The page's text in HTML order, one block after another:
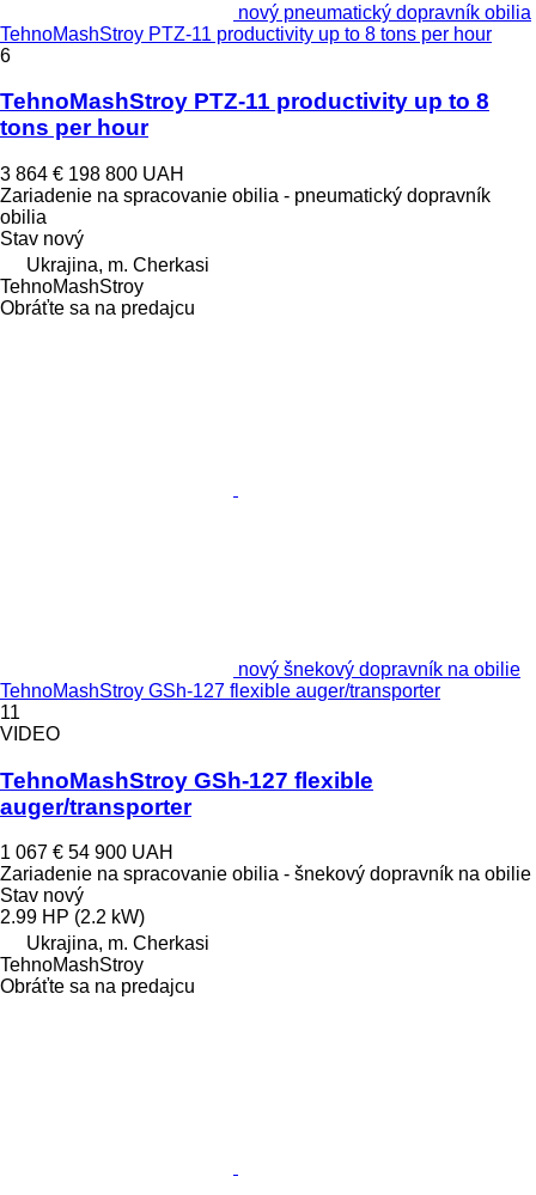
nový pneumatický dopravník obilia
TehnoMashStroy PTZ-11 productivity up to 8 tons per hour
6
TehnoMashStroy PTZ-11 productivity up to 8
tons per hour
3 864 € 198 800 UAH
Zariadenie na spracovanie obilia - pneumatický dopravník
obilia
Stav nový
Ukrajina, m. Cherkasi
TehnoMashStroy
Obráťte sa na predajcu
nový šnekový dopravník na obilie
TehnoMashStroy GSh-127 flexible auger/transporter
11
VIDEO
TehnoMashStroy GSh-127 flexible
auger/transporter
1 067 € 54 900 UAH
Zariadenie na spracovanie obilia - šnekový dopravník na obilie
Stav nový
2.99 HP (2.2 kW)
Ukrajina, m. Cherkasi
TehnoMashStroy
Obráťte sa na predajcu